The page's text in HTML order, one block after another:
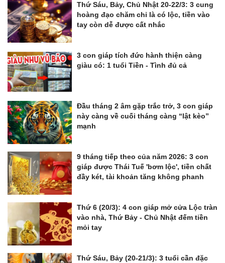
Thứ Sáu, Bảy, Chủ Nhật 20-22/3: 3 cung
hoàng đạo chăm chỉ là có lộc, tiền vào
tay còn dễ được cất nhắc
3 con giáp tích đức hành thiện càng
giàu có: 1 tuổi Tiền - Tình đủ cả
Đầu tháng 2 âm gặp trắc trở, 3 con giáp
này càng về cuối tháng càng “lật kèo”
mạnh
9 tháng tiếp theo của năm 2026: 3 con
giáp được Thái Tuế 'bơm lộc', tiền chất
đầy két, tài khoản tăng không phanh
Thứ 6 (20/3): 4 con giáp mở cửa Lộc tràn
vào nhà, Thứ Bảy - Chủ Nhật đếm tiền
mỏi tay
Thứ Sáu, Bảy (20-21/3): 3 tuổi cần đặc